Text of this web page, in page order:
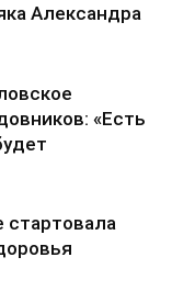
Александра
«Есть
стартовала